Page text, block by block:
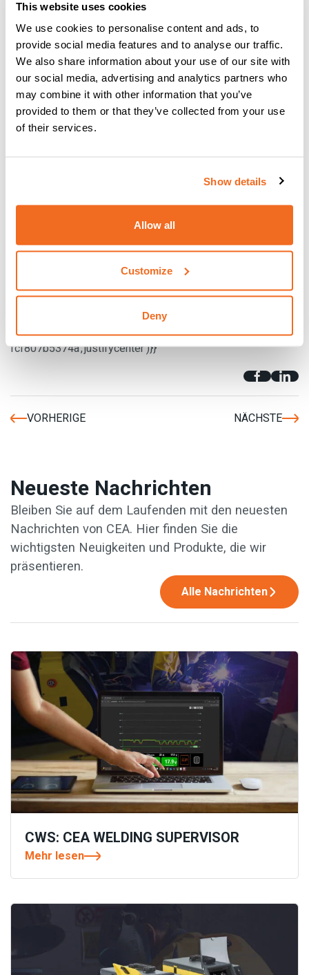
This website uses cookies
We use cookies to personalise content and ads, to
provide social media features and to analyse our traffic.
We also share information about your use of our site with
our social media, advertising and analytics partners who
may combine it with other information that you’ve
provided to them or that they’ve collected from your use
of their services.
Show details
Allow all
Customize
Deny
umfassendes gemischtes Wissenaufgebaut wird.
Ermuntern Sie Ihre Kunden,
sich mit
Schweißhandbüchern
Wenn Sie Ihre Kunden ermutigen, sich mit den ihnen zur
vertraut zu machen, werden sie ihre
Maschinen und deren
zahlreiche Funktionen besser kennen
nur positiv sein, denn es fördert das sichere Schweißen!
Nun, das war's! Wie und warum Sie Ihre Schweißerkunden
schulen und ausbilden sollten - es ist an der Zeit, sie auf
{{cta('e86f79da-fe22-4fb6-a82d-
fcf807b5374a','justifycenter')}}
VORHERIGE NÄCHSTE
Neueste Nachrichten
Bleiben Sie auf dem Laufenden mit den neuesten
Nachrichten von CEA. Hier finden Sie die
wichtigsten Neuigkeiten und Produkte, die wir
präsentieren.
Alle Nachrichten
CWS: CEA WELDING SUPERVISOR
Mehr lesen